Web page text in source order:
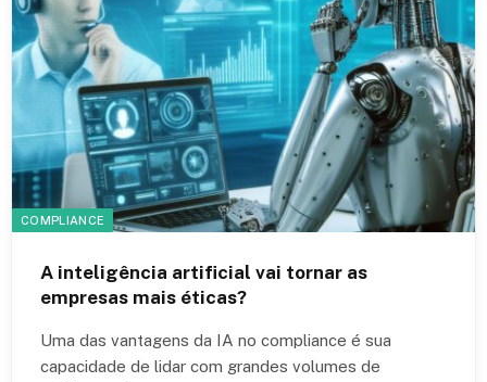
COMPLIANCE
A inteligência artificial vai tornar as
empresas mais éticas?
Uma das vantagens da IA no compliance é sua
capacidade de lidar com grandes volumes de